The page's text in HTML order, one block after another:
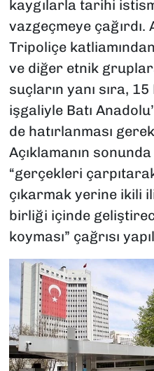
kaygılarla tarihi
vazgeçmeye çağırdı.
Tripoliçe
ve diğer etnik
suçların yanı sıra,
işgaliyle Batı
de hatırlanması
Açıklamanın
“gerçekleri
çıkarmak yerine ikili
birliği içinde
koyması” çağrısı